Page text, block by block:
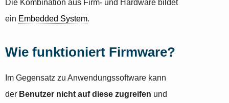
Die Kombination aus Firm- und Hardware bildet
ein Embedded System.
Wie funktioniert Firmware?
Im Gegensatz zu Anwendungssoftware kann
der Benutzer nicht auf diese zugreifen und